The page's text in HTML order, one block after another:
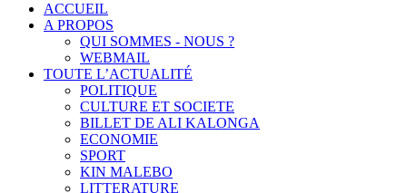
ACCUEIL
A PROPOS
QUI SOMMES - NOUS ?
WEBMAIL
TOUTE L’ACTUALITÉ
POLITIQUE
CULTURE ET SOCIETE
BILLET DE ALI KALONGA
ECONOMIE
SPORT
KIN MALEBO
LITTERATURE